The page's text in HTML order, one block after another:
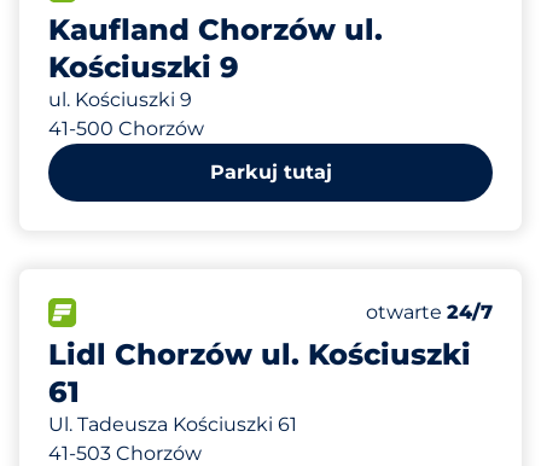
Kaufland Chorzów ul.
Kościuszki 9
ul. Kościuszki 9
41-500 Chorzów
Parkuj tutaj
Lidl Chorzów ul. Kościuszki
61
Ul. Tadeusza Kościuszki 61
41-503 Chorzów
Liczba miejsc
Całkowita
Sobota
otwarte 24/7
849 m